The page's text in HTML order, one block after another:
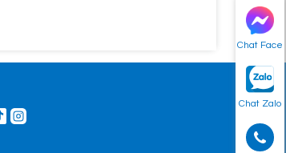
Chat Face
Chat Zalo